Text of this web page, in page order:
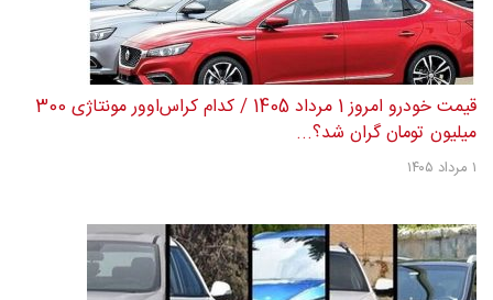
قیمت خودرو امروز 1 مرداد 1405 / کدام کراس‌اوور مونتاژی 300
میلیون تومان گران شد؟...
۱ مرداد ۱۴۰۵